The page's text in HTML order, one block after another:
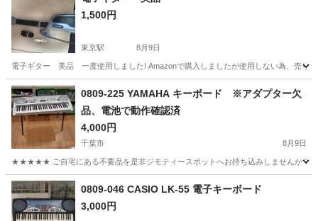
1,500円
東京駅 8月9日
電子ギター 美品 一度使用しました! Amazonで購入しましたが使用しない為、売り
千葉 松戸市 弦楽器、ギター
0809-225 YAMAHA キーボード ※アダプター欠
品、電池で動作確認済
4,000円
千葉市 8月9日
★★★★★ ご自宅にある不要品を是非ジモティースポットへお持ち込みしませんか？
千葉 千葉市
0809-046 CASIO LK-55 電子キーボード
3,000円